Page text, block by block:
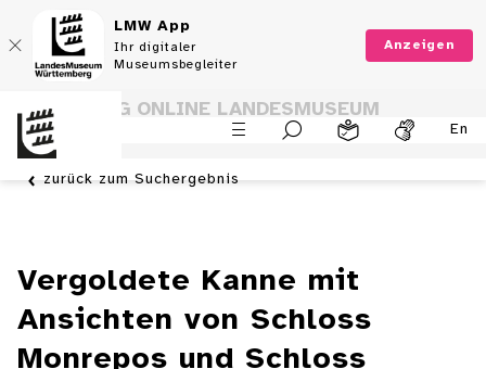
LMW App
Ihr digitaler
Museumsbegleiter
Anzeigen
En
SAMMLUNG ONLINE LANDESMUSEUM
WÜRTTEMBERG
zurück zum Suchergebnis
Vergoldete Kanne mit
Ansichten von Schloss
Monrepos und Schloss